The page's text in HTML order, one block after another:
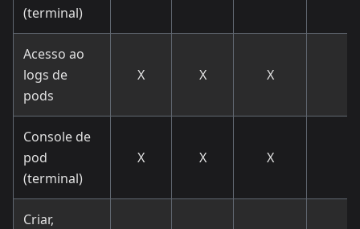
(terminal)
Acesso ao
logs de
pods
X X X
Console de
pod
(terminal)
X X X
Criar,